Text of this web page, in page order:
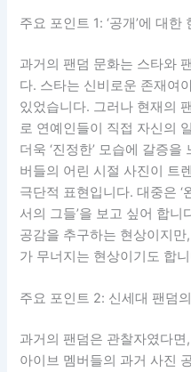
주요 포인트 1: ‘공개’에 대
과거의 팬덤 문화는 스타와
다. 스타는 신비로운 존재여
있었습니다. 그러나 현재의
로 연예인들이 직접 자신의
더욱 ‘진정한’ 모습에 갈증
버들의 어린 시절 사진이 트
극단적 표현입니다. 대중은 ‘
서의 그들’을 보고 싶어 합
공감을 추구하는 현상이지
가 무너지는 현상이기도 합
주요 포인트 2: 신세대 팬덤의
과거의 팬덤은 관찰자였다
아이브 멤버들의 과거 사진